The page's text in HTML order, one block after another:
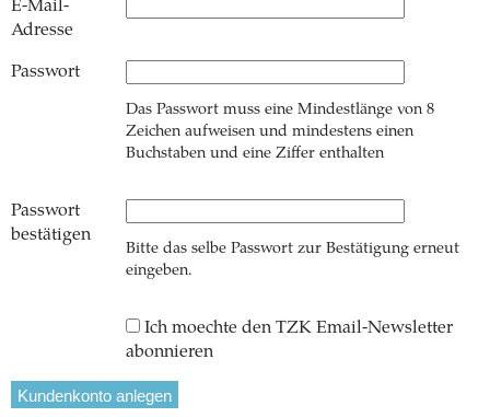
E-Mail-
Adresse
Passwort
Das Passwort muss eine Mindestlänge von 8
Zeichen aufweisen und mindestens einen
Buchstaben und eine Ziffer enthalten
Passwort
bestätigen
Bitte das selbe Passwort zur Bestätigung erneut
eingeben.
Ich moechte den TZK Email-Newsletter
abonnieren